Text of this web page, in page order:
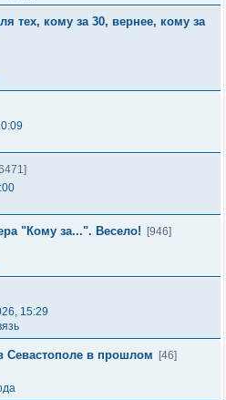
тех, кому за 30, вернее, кому за
"Кому за...". Весело!
[946]
15:29
Севастополе в прошлом
[46]